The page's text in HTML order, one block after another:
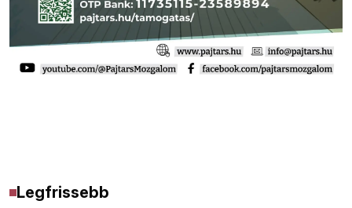
Legfrissebb